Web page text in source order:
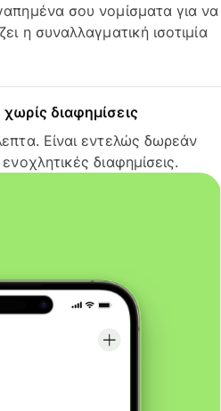
σου νομίσματα για να
η συναλλαγματική ισοτιμία
διαφημίσεις
Είναι εντελώς δωρεάν
διαφημίσεις.